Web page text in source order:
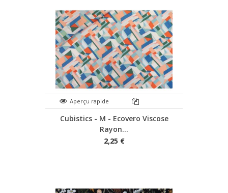
Aperçu rapide
Cubistics - M - Ecovero Viscose
Rayon...
2,25 €